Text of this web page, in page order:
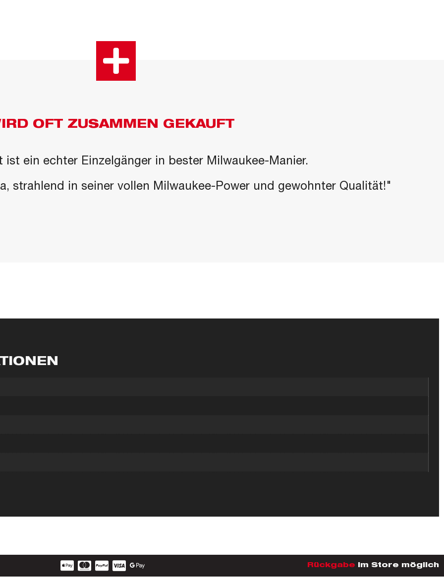
OFT ZUSAMMEN GEKAUFT
ist ein echter Einzelgänger in bester Milwaukee-Manier.
strahlend in seiner vollen Milwaukee-Power und gewohnter Qualität!"
Rückgabe im Store möglich